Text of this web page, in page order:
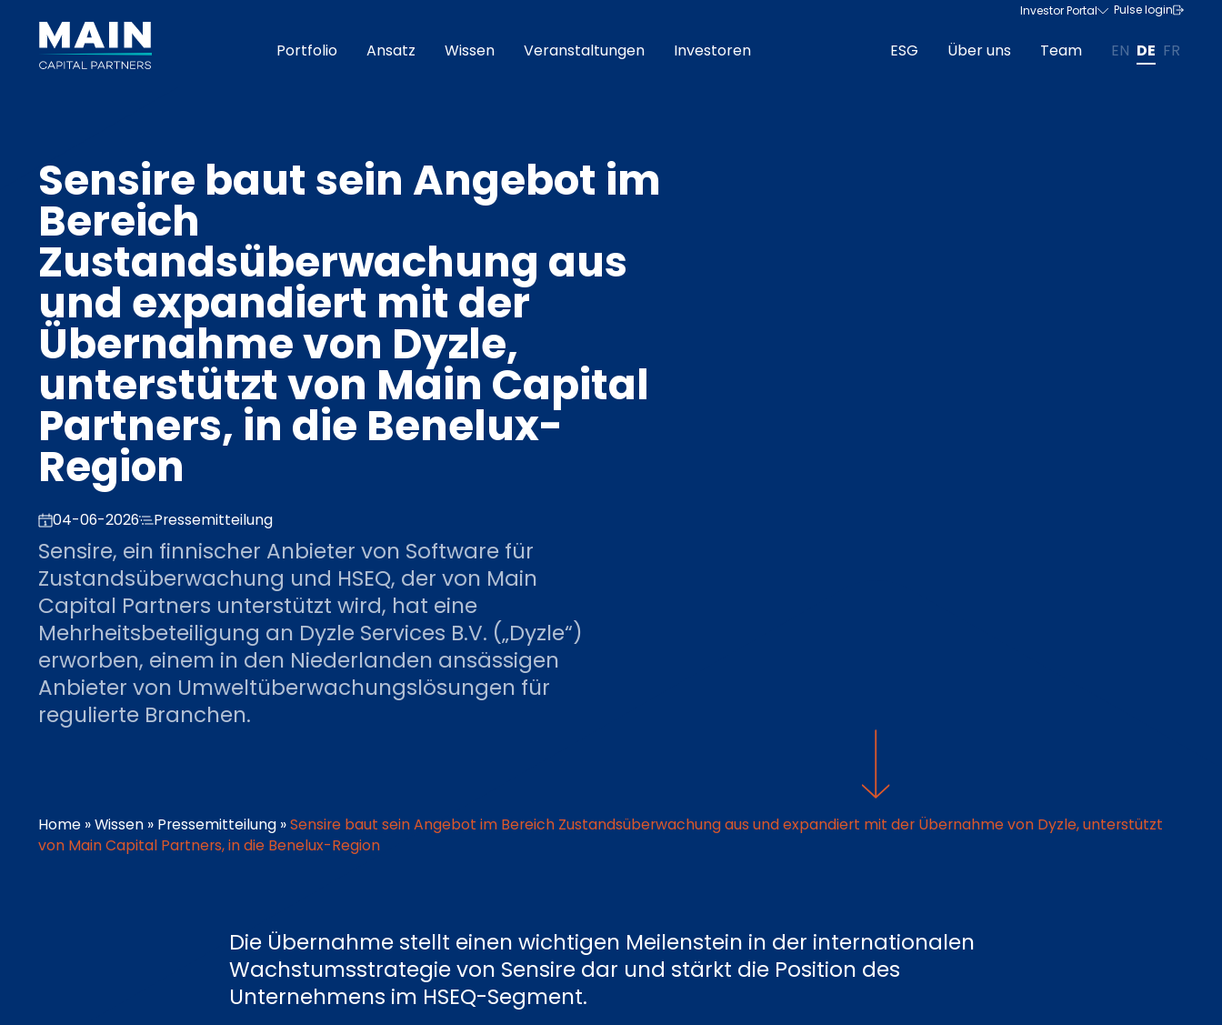
Investor Portal Pulse login
Portfolio Ansatz Wissen Veranstaltungen Investoren ESG Über uns Team EN DE FR
Sensire baut sein Angebot im
Bereich
Zustandsüberwachung aus
und expandiert mit der
Übernahme von Dyzle,
unterstützt von Main Capital
Partners, in die Benelux-
Region
04-06-2026 Pressemitteilung
Sensire, ein finnischer Anbieter von Software für
Zustandsüberwachung und HSEQ, der von Main
Capital Partners unterstützt wird, hat eine
Mehrheitsbeteiligung an Dyzle Services B.V. („Dyzle“)
erworben, einem in den Niederlanden ansässigen
Anbieter von Umweltüberwachungslösungen für
regulierte Branchen.
Home »Wissen » Pressemitteilung »Sensire baut sein Angebot im Bereich Zustandsüberwachung aus und expandiert mit der Übernahme von Dyzle, unterstützt
von Main Capital Partners, in die Benelux-Region
Die Übernahme stellt einen wichtigen Meilenstein in der internationalen
Wachstumsstrategie von Sensire dar und stärkt die Position des
Unternehmens im HSEQ-Segment.